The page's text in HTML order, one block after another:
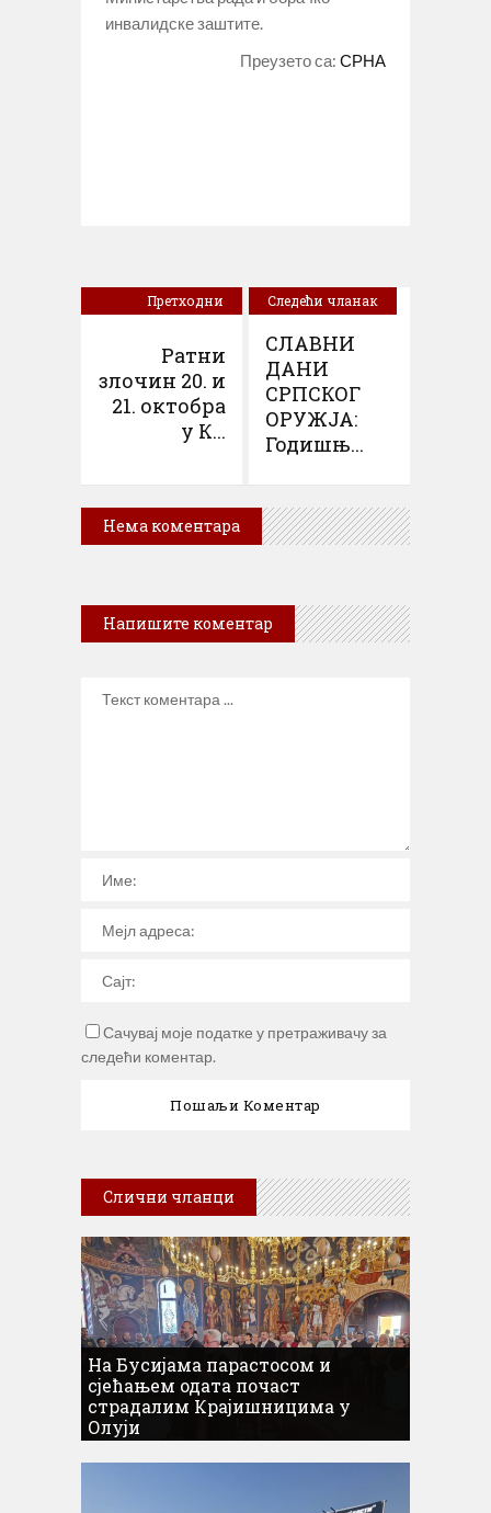
инвалидске заштите.
Преузето са: СРНА
Претходни
Ратни
злочин 20. и
21. октобра
у К...
Следећи чланак
СЛАВНИ
ДАНИ
СРПСКОГ
ОРУЖЈА:
Годишњ...
Нема коментара
Напишите коментар
Сачувај моје податке у претраживачу за
следећи коментар.
Слични чланци
На Бусијама парастосом и
сјећањем одата почаст
страдалим Крајишницима у
Олуји